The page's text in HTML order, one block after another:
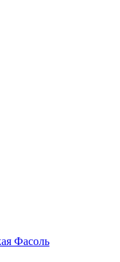
Фасоль